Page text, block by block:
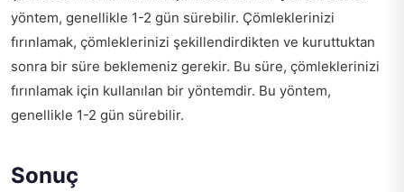
yöntem, genellikle 1-2 gün sürebilir. Çömleklerinizi
fırınlamak, çömleklerinizi şekillendirdikten ve kuruttuktan
sonra bir süre beklemeniz gerekir. Bu süre, çömleklerinizi
fırınlamak için kullanılan bir yöntemdir. Bu yöntem,
genellikle 1-2 gün sürebilir.
Sonuç